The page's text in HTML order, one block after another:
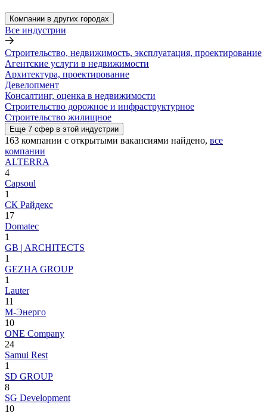
Компании в других городах
Все индустрии
Строительство, недвижимость, эксплуатация, проектирование
Агентские услуги в недвижимости
Архитектура, проектирование
Девелопмент
Консалтинг, оценка в недвижимости
Строительство дорожное и инфраструктурное
Строительство жилищное
Еще 7 сфер в этой индустрии
163 компании с открытыми вакансиями найдено, все
компании
ALTERRA
4
Capsoul
1
CК Райдекс
17
Domatec
1
GB | ARCHITECTS
1
GEZHA GROUP
1
Lauter
11
M-Энерго
10
ONE Company
24
Samui Rest
1
SD GROUP
8
SG Development
10